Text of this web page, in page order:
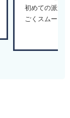
初めての派遣
ごくスムーズ